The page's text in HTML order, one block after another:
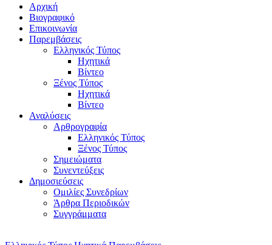
Αρχική
Βιογραφικό
Επικοινωνία
Παρεμβάσεις
Ελληνικός Τύπος
Ηχητικά
Βίντεο
Ξένος Τύπος
Ηχητικά
Βίντεο
Αναλύσεις
Αρθρογραφία
Ελληνικός Τύπος
Ξένος Τύπος
Σημειώματα
Συνεντεύξεις
Δημοσιεύσεις
Ομιλίες Συνεδρίων
Άρθρα Περιοδικών
Συγγράμματα